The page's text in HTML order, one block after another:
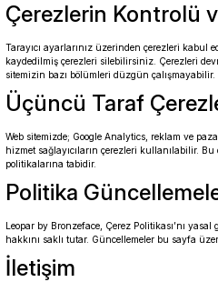
Çerezlerin Kontrolü
Tarayıcı ayarlarınız üzerinden çerezleri kabul
kaydedilmiş çerezleri silebilirsiniz. Çerezleri
sitemizin bazı bölümleri düzgün çalışmayabilir.
Üçüncü Taraf
Web sitemizde; Google Analytics, reklam ve
hizmet sağlayıcıların çerezleri kullanılabilir.
politikalarına tabidir.
Politika
Leopar by Bronzeface, Çerez Politikası’nı
hakkını saklı tutar. Güncellemeler bu sayfa
İletişim